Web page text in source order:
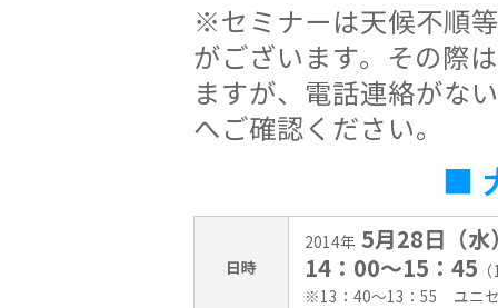
※セミナーは天候不順
がございます。その際
ますが、電話連絡がな
へご確認ください。
■
日時
2014年 5月28日（水
14：00〜15：45
※13：40〜13：55 ユニ